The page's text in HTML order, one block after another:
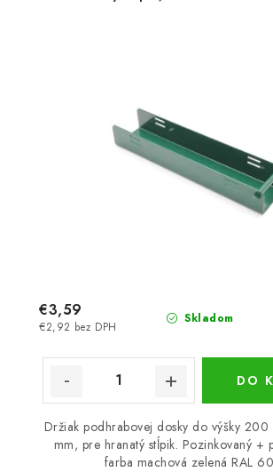
Skladom
€2,92 bez DPH
€3,59
DO
Držiak podhrabovej dosky do výšky
mm, pre hranatý stĺpik. Pozinkovaný +
farba machová zelená RAL